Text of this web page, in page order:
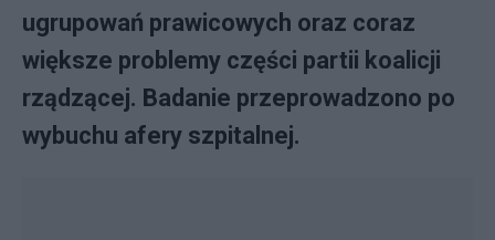
ugrupowań prawicowych oraz coraz
większe problemy części partii koalicji
rządzącej. Badanie przeprowadzono po
wybuchu afery szpitalnej.